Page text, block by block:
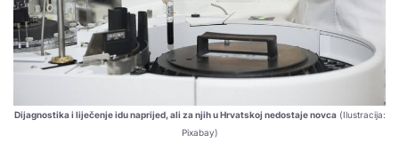
Dijagnostika i liječenje idu naprijed, ali za njih u Hrvatskoj nedostaje novca(Ilustracija:
Pixabay)